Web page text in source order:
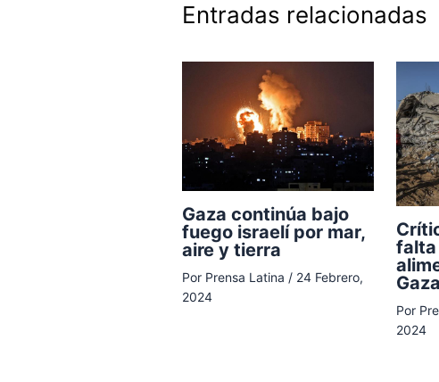
Entradas relacionadas
Gaza continúa bajo
fuego israelí por mar,
aire y tierra
Por Prensa Latina / 24 Febrero,
2024
falta
Gaza
Por
2024